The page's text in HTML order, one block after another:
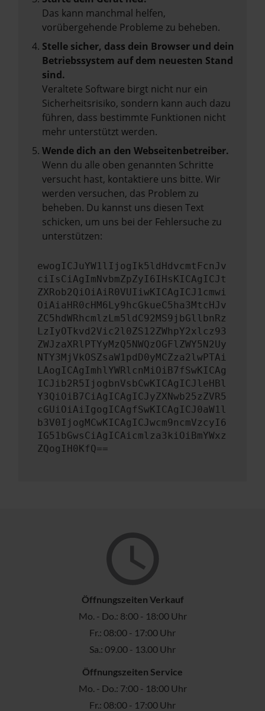
Das kann manchmal helfen,
vorübergehende Probleme zu beheben.
Stelle sicher, dass dein Browser und dein
Betriebssystem auf dem neuesten Stand
sind.
Veraltete Software birgt nicht nur ein
Sicherheitsrisiko, sondern kann auch dazu
führen, dass bestimmte Funktionen nicht
mehr unterstützt werden.
Wende dich an den Webseitenbetreiber.
Wenn du alle oben genannten Schritte
versucht hast, kontaktiere uns bitte. Wir
werden versuchen, das Problem zu
beheben. Du kannst uns diesen Text
schicken, um uns bei der Fehlersuche zu
unterstützen:
ewogICJuYW1lIjogIk5ldHdvcmtFcnJv
ciIsCiAgImNvbmZpZyI6IHsKICAgICJt
ZXRob2QiOiAiR0VUIiwKICAgICJ1cmwi
OiAiaHR0cHM6Ly9hcGkueC5ha3MtcHJv
ZC5hdWRhcmlzLm5ldC92MS9jbGllbnRz
LzIyOTkvd2Vic2l0ZS12ZWhpY2xlcz93
ZWJzaXRlPTYyMzQ5NWQzOGFlZWY5N2Uy
NTY3MjVkOSZsaW1pdD0yMCZza2lwPTAi
LAogICAgImhlYWRlcnMiOiB7fSwKICAg
ICJib2R5IjogbnVsbCwKICAgICJleHBl
Y3QiOiB7CiAgICAgICJyZXNwb25zZVR5
cGUiOiAiIgogICAgfSwKICAgICJ0aW1l
b3V0IjogMCwKICAgICJwcm9ncmVzcyI6
IG51bGwsCiAgICAicmlza3kiOiBmYWxz
ZQogIH0KfQ==
Öffnungszeiten Verkauf
Mo. - Do.: 8:00 - 18:00 Uhr
Fr.: 08:00 - 17:00 Uhr
Sa.: 09.00 - 13.00 Uhr
Öffnungszeiten Service
Mo. - Do.: 7:00 - 18:00 Uhr
Fr.: 08:00 - 17:00 Uhr